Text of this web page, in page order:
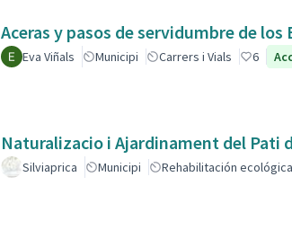
Aceras y pasos de servidumbre de
Eva Viñals Municipi Carrers i Vials 6
Naturalizacio i Ajardinament del Pati
Silviaprica Municipi Rehabilitación ecológica